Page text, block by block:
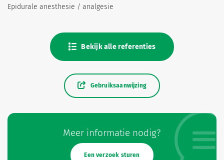
Epidurale anesthesie / analgesie
Bekijk alle referenties
Meer informatie nodig?
Een verzoek sturen
Gebruiksaanwijzing